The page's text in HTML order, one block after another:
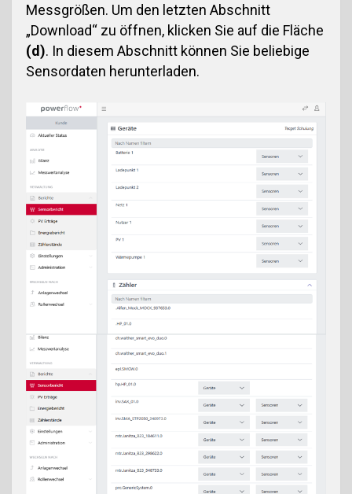
Messgrößen. Um den letzten Abschnitt
„Download“ zu öffnen, klicken Sie auf die Fläche
(d). In diesem Abschnitt können Sie beliebige
Sensordaten herunterladen.